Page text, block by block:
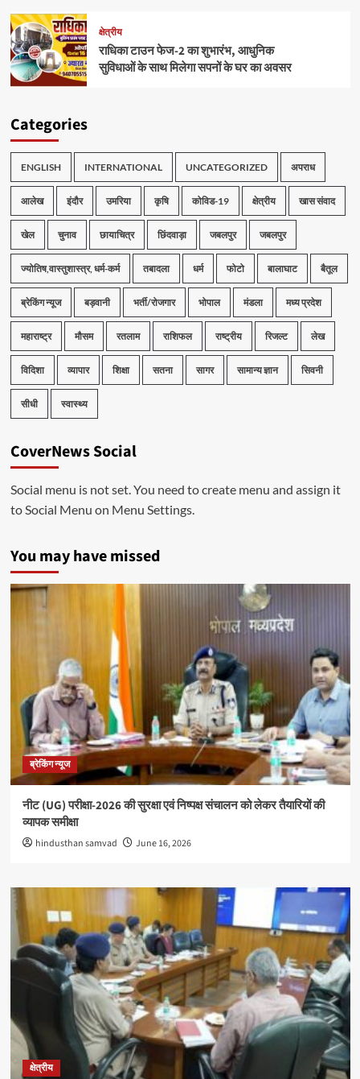
क्षेत्रीय
राधिका टाउन फेज-2 का शुभारंभ, आधुनिक
सुविधाओं के साथ मिलेगा सपनों के घर का अवसर
Categories
ENGLISH INTERNATIONAL UNCATEGORIZED अपराध
आलेख इंदौर उमरिया कृषि कोविड-19 क्षेत्रीय खास संवाद
खेल चुनाव छायाचित्र छिंदवाड़ा जबलपुर जबलपुर
ज्योतिष,वास्तुशास्त्र, धर्म-कर्म तबादला धर्म फोटो बालाघाट बैतूल
ब्रेकिंग न्यूज बड़वानी भर्ती/रोजगार भोपाल मंडला मध्य प्रदेश
महाराष्ट्र मौसम रतलाम राशिफल राष्ट्रीय रिजल्ट लेख
विदिशा व्यापार शिक्षा सतना सागर सामान्य ज्ञान सिवनी
सीधी स्वास्थ्य
CoverNews Social
Social menu is not set. You need to create menu and assign it
to Social Menu on Menu Settings.
You may have missed
ब्रेकिंग न्यूज
नीट (UG) परीक्षा-2026 की सुरक्षा एवं निष्पक्ष संचालन को लेकर तैयारियों की
व्यापक समीक्षा
hindusthan samvad June 16, 2026
क्षेत्रीय